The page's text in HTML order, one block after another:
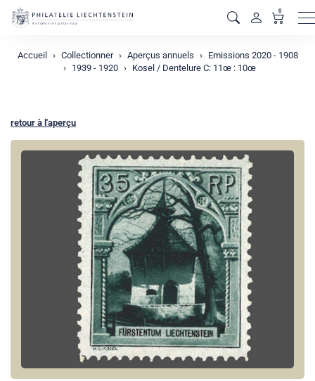
0
Accueil Collectionner Aperçus annuels
Emissions 2020 - 1908
1939 - 1920
Kosel / Dentelure C: 11œ : 10œ
retour à l'aperçu